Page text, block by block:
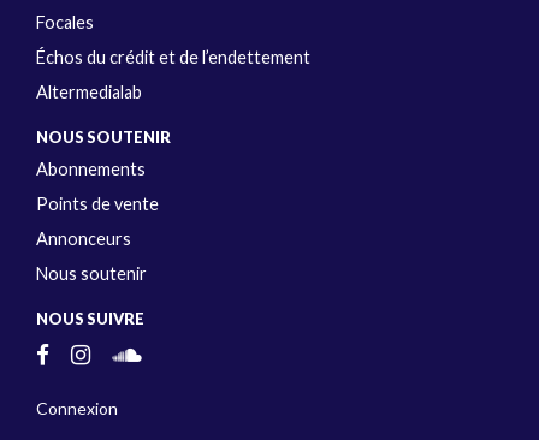
Focales
Échos du crédit et de l’endettement
Altermedialab
NOUS SOUTENIR
Abonnements
Points de vente
Annonceurs
Nous soutenir
NOUS SUIVRE
Connexion